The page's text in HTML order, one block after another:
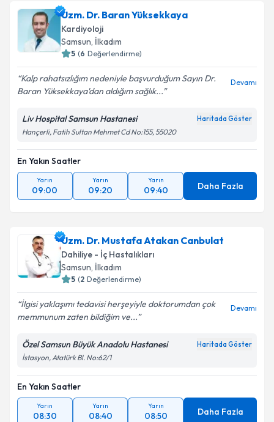
Uzm. Dr. Baran Yüksekkaya
Kardiyoloji
Samsun, İlkadım
5 (6 Değerlendirme)
Kalp rahatsızlığım nedeniyle başvurduğum Sayın Dr.
Baran Yüksekkaya'dan aldığım sağlık...
Devamı
Liv Hospital Samsun Hastanesi Haritada Göster
Hançerli, Fatih Sultan Mehmet Cd No:155, 55020
En Yakın Saatler
Yarın
09:00
Yarın
09:20
Yarın
09:40 Daha Fazla
Uzm. Dr. Mustafa Atakan Canbulat
Dahiliye - İç Hastalıkları
Samsun, İlkadım
5 (2 Değerlendirme)
İlgisi yaklaşımı tedavisi herşeyiyle doktorumdan çok
memmunum zaten bildiğim ve...
Devamı
Özel Samsun Büyük Anadolu Hastanesi Haritada Göster
İstasyon, Atatürk Bl. No:62/1
En Yakın Saatler
Yarın
08:30
Yarın
08:40
Yarın
08:50 Daha Fazla